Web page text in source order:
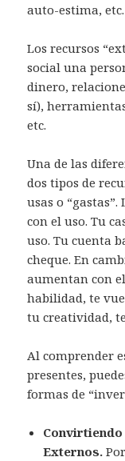
auto-estima, etc.
Los recursos
social una
dinero,
sí),
etc.
Una de las
dos tipos de
usas o
con el uso. Tu
uso. Tu cuenta
cheque. En
aumentan con
habilidad, te
tu creatividad,
Al comprender
presentes,
formas de
Externos.